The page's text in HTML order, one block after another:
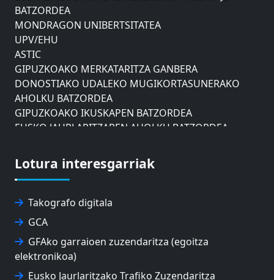
BATZORDEA
MONDRAGON UNIBERTSITATEA
UPV/EHU
ASTIC
GIPUZKOAKO MERKATARITZA GANBERA
DONOSTIAKO UDALEKO MUGIKORTASUNERAKO
AHOLKU BATZORDEA
GIPUZKOAKO IKUSKAPEN BATZORDEA
EUSKO JAURLARITZAREN AHOLKU BATZORDEA
EUSKO IKASKUNTZA
EXPOLOGISTIKA
FEVATRANS (EUSKAL GARRAIO FEDERAZIOA)
FITRANS
GIZLOGA
EUSKAL AUTONOMIA ERKIDEGOKO ARBITRAJE
BATZORDEA
MONDRAGON UNIBERTSITATEA
Lotura interesgarriak
Takografo digitala
GCA
GFAko garraioen zuzendaritza (egoitza
elektronikoa)
Eusko Jaurlaritzako Trafiko Zuzendaritza